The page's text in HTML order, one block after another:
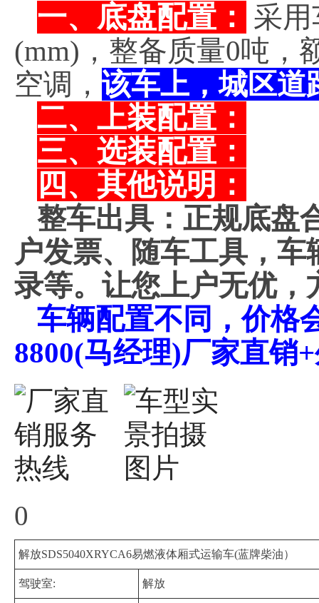
一、底盘配置：
采
(mm)，整备质量0吨，
空调， 该车上，城区道
二、上装配置：
三、选装配置：
四、其他说明：
整车出具：正规底盘
户发票、随车工具，
录等。让您上户无优，
车辆配置不同，价格
8800(马经理)厂家直销
0
解放SDS5040XRYCA6易燃液体厢式运输车(蓝牌柴油）
驾驶室: 解放